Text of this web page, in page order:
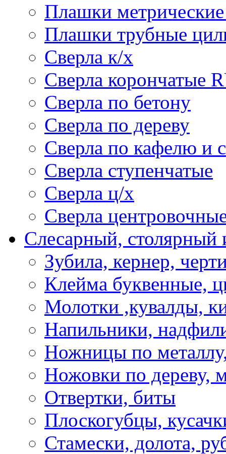
Плашки
Плашки трубные
Сверла к/х
Сверла корончатые
Сверла по бетону
Сверла по дереву
Сверла по кафелю и
Сверла ступенчатые
Сверла ц/х
Сверла
Слесарный, столярный
Зубила, кернер,
Клейма буквенные,
Молотки ,кувалды,
Напильники,
Ножницы по
Ножовки по дереву,
Отвертки, биты
Плоскогубцы,
Стамески, долота,